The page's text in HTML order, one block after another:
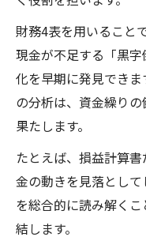
財務4表を用いること
現金が不足する「黒
化を早期に発見でき
の分析は、資金繰り
果たします。
たとえば、損益計算
金の動きを見落とし
を総合的に読み解く
結します。